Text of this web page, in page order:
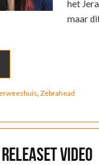
het
maar
Zebrahead
video